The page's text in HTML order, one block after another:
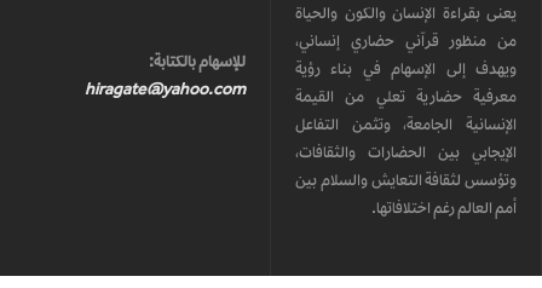
يعنى بقراءة الإنسان والكون والحياة
من منظور قرآني حضاري إنساني،
ويهدف إلى الإسهام في بناء رؤية
معرفية حضارية تعلي من القيمة
الإنسانية الجامعة، وتثمن التفاعل
الإيجابي بين الحضارات والثقافات،
وتؤسس لثقافة التعايش والسلام بين
أمم العالم رغم اختلافاتها.
للإسهام بالكتابة:
hiragate@yahoo.com